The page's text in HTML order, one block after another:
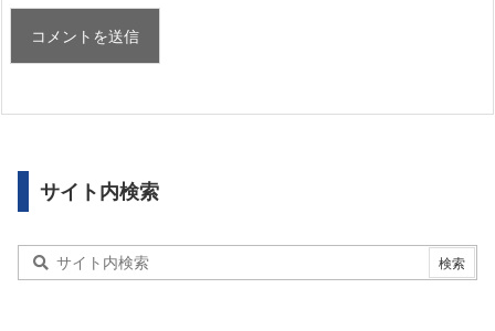
サイト内検索